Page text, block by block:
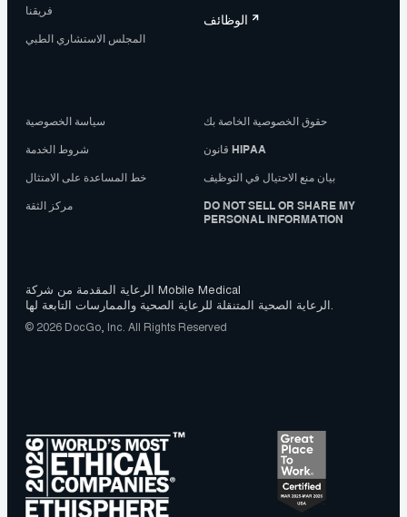
فريقنا
المجلس الاستشاري الطبي
الوظائف
سياسة الخصوصية حقوق الخصوصية الخاصة بك
شروط الخدمة قانون HIPAA
خط المساعدة على الامتثال بيان منع الاحتيال في التوظيف
مركز الثقة
DO NOT SELL OR SHARE MY
PERSONAL INFORMATION
الرعاية المقدمة من شركة Mobile Medical
الرعاية الصحية المتنقلة للرعاية الصحية والممارسات التابعة لها.
© 2026 DocGo, Inc. All Rights Reserved